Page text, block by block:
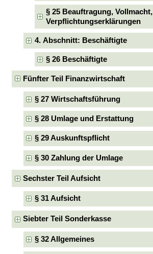
§ 25 Beauftragung, Vollmacht,
Verpflichtungserklärungen
4. Abschnitt: Beschäftigte
§ 26 Beschäftigte
Fünfter Teil Finanzwirtschaft
§ 27 Wirtschaftsführung
§ 28 Umlage und Erstattung
§ 29 Auskunftspflicht
§ 30 Zahlung der Umlage
Sechster Teil Aufsicht
§ 31 Aufsicht
Siebter Teil Sonderkasse
§ 32 Allgemeines